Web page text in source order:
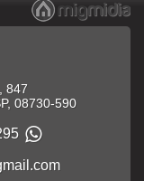
847
, 08730-590